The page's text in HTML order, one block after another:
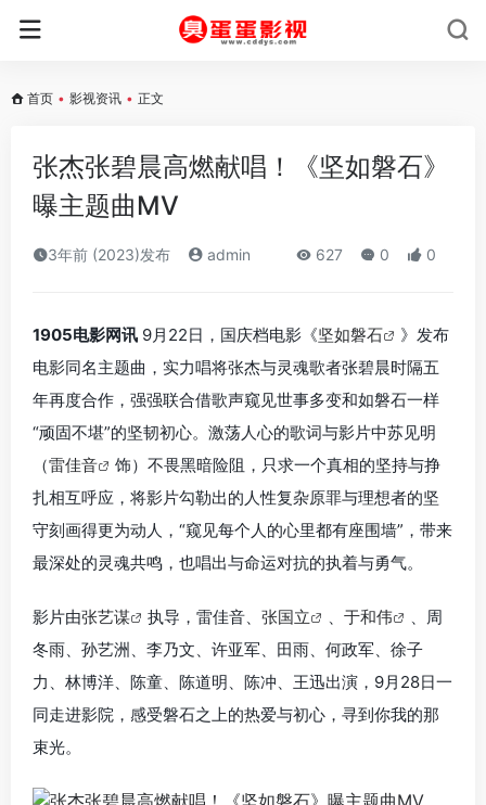
首页 • 影视资讯 • 正文
张杰张碧晨高燃献唱！《坚如磐石》
曝主题曲MV
3年前 (2023)发布 admin 627 0 0
1905电影网讯 9月22日，国庆档电影《坚如磐石
》发布
电影同名主题曲，实力唱将张杰与灵魂歌者张碧晨时隔五
年再度合作，强强联合借歌声窥见世事多变和如磐石一样
“顽固不堪”的坚韧初心。激荡人心的歌词与影片中苏见明
（雷佳音
饰）不畏黑暗险阻，只求一个真相的坚持与挣
扎相互呼应，将影片勾勒出的人性复杂原罪与理想者的坚
守刻画得更为动人，“窥见每个人的心里都有座围墙”，带来
最深处的灵魂共鸣，也唱出与命运对抗的执着与勇气。
影片由张艺谋 执导，雷佳音、 张国立 、 于和伟
、周
冬雨、孙艺洲、李乃文、许亚军、田雨、何政军、徐子
力、林博洋、陈童、陈道明、陈冲、王迅出演，9月28日一
同走进影院，感受磐石之上的热爱与初心，寻到你我的那
束光。